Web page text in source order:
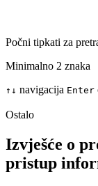
Počni tipkati za
Minimalno 2 znaka
↑ ↓ navigacija Enter
Ostalo
Izvješće o
pristup